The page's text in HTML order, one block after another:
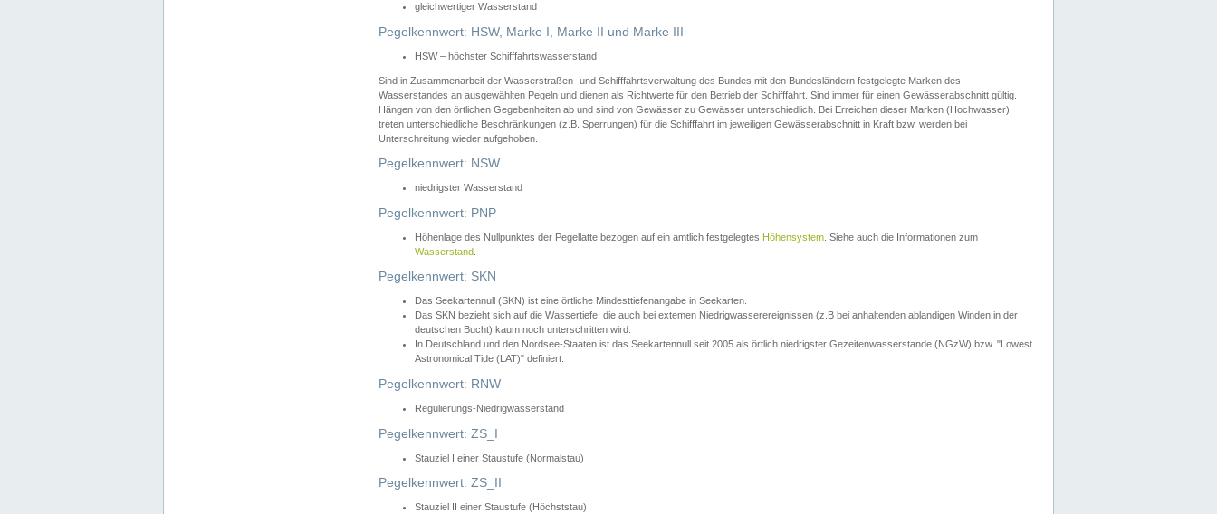
gleichwertiger Wasserstand
Pegelkennwert: HSW, Marke I, Marke II und Marke III
HSW – höchster Schifffahrtswasserstand
Sind in Zusammenarbeit der Wasserstraßen- und Schifffahrtsverwaltung des Bundes mit den Bundesländern festgelegte Marken des
Wasserstandes an ausgewählten Pegeln und dienen als Richtwerte für den Betrieb der Schifffahrt. Sind immer für einen Gewässerabschnitt gültig.
Hängen von den örtlichen Gegebenheiten ab und sind von Gewässer zu Gewässer unterschiedlich. Bei Erreichen dieser Marken (Hochwasser)
treten unterschiedliche Beschränkungen (z.B. Sperrungen) für die Schifffahrt im jeweiligen Gewässerabschnitt in Kraft bzw. werden bei
Unterschreitung wieder aufgehoben.
Pegelkennwert: NSW
niedrigster Wasserstand
Pegelkennwert: PNP
Höhenlage des Nullpunktes der Pegellatte bezogen auf ein amtlich festgelegtes Höhensystem . Siehe auch die Informationen zum
Wasserstand
Pegelkennwert: SKN
Das Seekartennull (SKN) ist eine örtliche Mindesttiefenangabe in Seekarten.
Das SKN bezieht sich auf die Wassertiefe, die auch bei extemen Niedrigwasserereignissen (z.B bei anhaltenden ablandigen Winden in der
deutschen Bucht) kaum noch unterschritten wird.
In Deutschland und den Nordsee-Staaten ist das Seekartennull seit 2005 als örtlich niedrigster Gezeitenwasserstande (NGzW) bzw. "Lowest
Astronomical Tide (LAT)" definiert.
Pegelkennwert: RNW
Regulierungs-Niedrigwasserstand
Pegelkennwert: ZS_I
Stauziel I einer Staustufe (Normalstau)
Pegelkennwert: ZS_II
Stauziel II einer Staustufe (Höchststau)